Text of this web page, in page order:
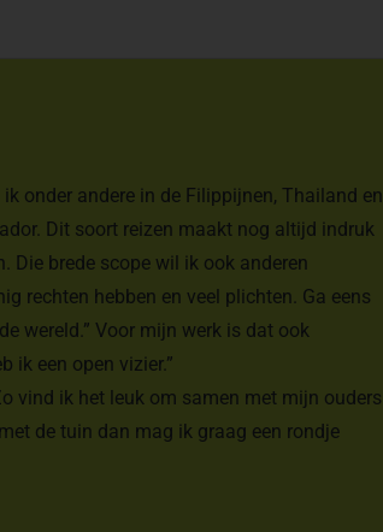
onder andere in de Filippijnen, Thailand en
Dit soort reizen maakt nog altijd indruk
Die brede scope wil ik ook anderen
rechten hebben en veel plichten. Ga eens
wereld.” Voor mijn werk is dat ook
ik een open vizier.”
vind ik het leuk om samen met mijn ouders
de tuin dan mag ik graag een rondje